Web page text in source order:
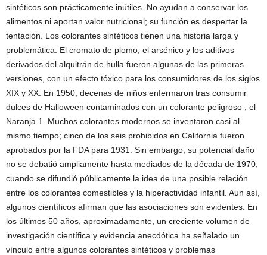
sintéticos son prácticamente inútiles. No ayudan a conservar los
alimentos ni aportan valor nutricional; su función es despertar la
tentación. Los colorantes sintéticos tienen una historia larga y
problemática. El cromato de plomo, el arsénico y los aditivos
derivados del alquitrán de hulla fueron algunas de las primeras
versiones, con un efecto tóxico para los consumidores de los siglos
XIX y XX. En 1950, decenas de niños enfermaron tras consumir
dulces de Halloween contaminados con un colorante peligroso , el
Naranja 1. Muchos colorantes modernos se inventaron casi al
mismo tiempo; cinco de los seis prohibidos en California fueron
aprobados por la FDA para 1931. Sin embargo, su potencial daño
no se debatió ampliamente hasta mediados de la década de 1970,
cuando se difundió públicamente la idea de una posible relación
entre los colorantes comestibles y la hiperactividad infantil. Aun así,
algunos científicos afirman que las asociaciones son evidentes. En
los últimos 50 años, aproximadamente, un creciente volumen de
investigación científica y evidencia anecdótica ha señalado un
vínculo entre algunos colorantes sintéticos y problemas